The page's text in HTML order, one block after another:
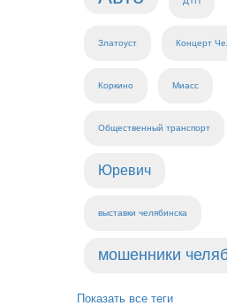
Златоуст Концерт
Коркино Миасс
Общественный транспорт
Юревич
выставки челябинска
мошенники
Показать все теги